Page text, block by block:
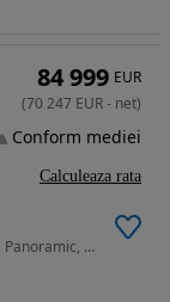
2998 cm3 • 489 CP • BMW X5 xDrive50e Soft close, Panoramic, Camere 360, Carbon, Masaj
84 999 EUR
(70 247 EUR- net)
Conform mediei
Calculeaza rata